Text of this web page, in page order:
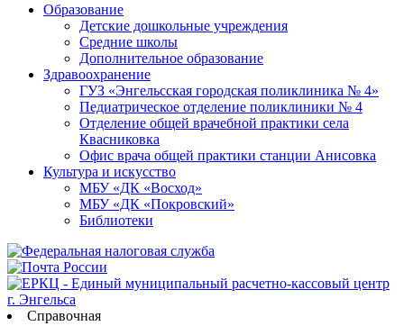
Образование
Детские дошкольные учреждения
Средние школы
Дополнительное образование
Здравоохранение
ГУЗ «Энгельсская городская поликлиника № 4»
Педиатрическое отделение поликлиники № 4
Отделение общей врачебной практики села
Квасниковка
Офис врача общей практики станции Анисовка
Культура и искусство
МБУ «ДК «Восход»
МБУ «ДК «Покровский»
Библиотеки
Справочная